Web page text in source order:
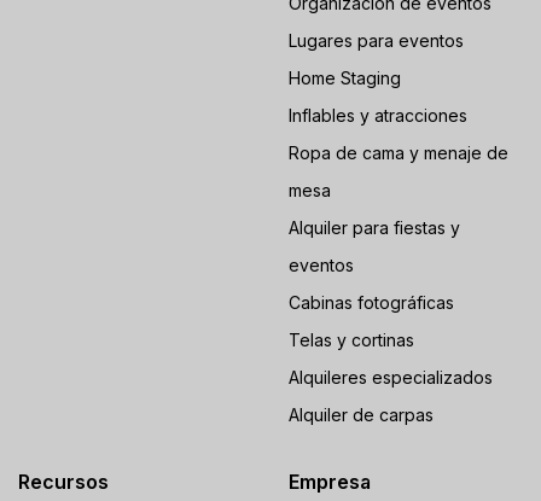
Lugares para eventos
Home Staging
Inflables y atracciones
Ropa de cama y menaje de
mesa
Alquiler para fiestas y
eventos
Cabinas fotográficas
Telas y cortinas
Alquileres especializados
Alquiler de carpas
Recursos Empresa